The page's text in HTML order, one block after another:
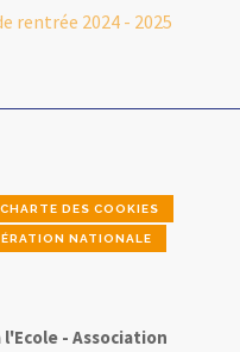
rentrée 2024 - 2025
CHARTE DES COOKIES
NATIONALE
- Association